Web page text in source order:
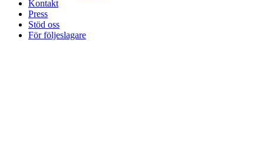
Kontakt
Press
Stöd oss
För följeslagare